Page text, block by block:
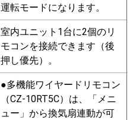
運転モードになります。
室内ユニット1台に2個のリ
モコンを接続できます（後
押し優先）。
●多機能ワイヤードリモコン
（CZ-10RT5C）は、「メニ
ュー」から換気扇連動が可